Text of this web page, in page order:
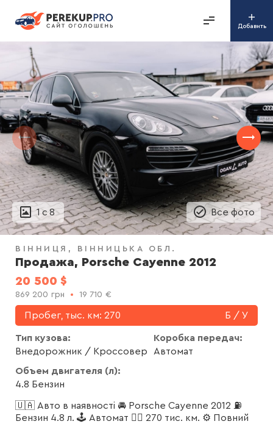
Добавить
1 с8 Все фото
ВІННИЦЯ ВІННИЦЬКА ОБЛ.
Продажа, Porsche Cayenne 2012
20 500 $
869 200 грн 19 710 €
Пробег, тыс. км: 270 Б / У
Тип кузова:
Внедорожник / Кроссовер
Коробка передач:
Автомат
Объем двигателя (л):
4.8 Бензин
🇺🇦 Авто в наявності 🚘 Porsche Cayenne 2012 ⛽️
Бензин 4.8 л. 🕹 Автомат 🏃‍♂️ 270 тис. км. ⚙️ Повний